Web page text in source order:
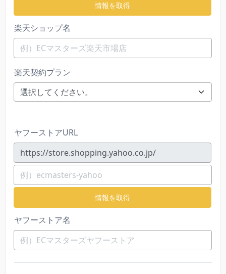
情報を取得
楽天ショップ名
楽天契約プラン
ヤフーストアURL
https://store.shopping.yahoo.co.jp/
情報を取得
ヤフーストア名